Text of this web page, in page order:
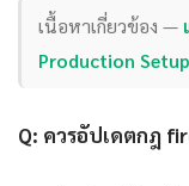
เนื้อหาเกี่ยวข้อง —
Production
Q: ควรอัปเดตกฎ